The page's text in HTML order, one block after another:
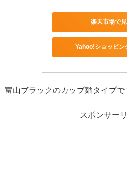
楽天市場で
Yahoo!ショッピン
富山ブラックのカップ麺タイプで
スポンサー